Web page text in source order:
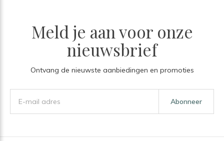
Meld je aan voor onze
nieuwsbrief
Ontvang de nieuwste aanbiedingen en promoties
Abonneer